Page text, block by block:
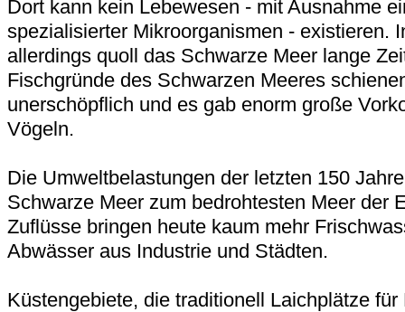
Dort kann kein Lebewesen - mit Ausnahme
spezialisierter Mikroorganismen - existieren.
allerdings quoll das Schwarze Meer lange
Fischgründe des Schwarzen Meeres
unerschöpflich und es gab enorm große
Vögeln.
Die Umweltbelastungen der letzten 150
Schwarze Meer zum bedrohtesten Meer der
Zuflüsse bringen heute kaum mehr
Abwässer aus Industrie und Städten.
Küstengebiete, die traditionell Laichplätze